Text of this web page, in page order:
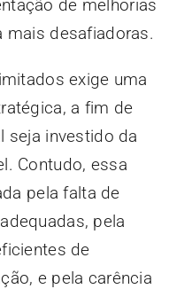
de melhorias
mais desafiadoras.
exige uma
a fim de
seja investido da
Contudo, essa
pela falta de
pela
de
e pela carência